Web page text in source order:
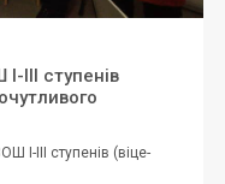
ІІІ ступенів
І-ІІІ ступенів (віце-